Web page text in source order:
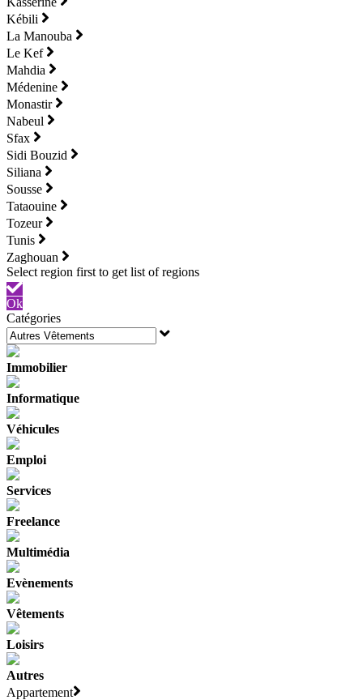
Kébili
La Manouba
Le Kef
Mahdia
Médenine
Monastir
Nabeul
Sfax
Sidi Bouzid
Siliana
Sousse
Tataouine
Tozeur
Tunis
Zaghouan
Ok
Catégories
Immobilier
Informatique
Véhicules
Emploi
Services
Freelance
Multimédia
Evènements
Vêtements
Loisirs
Autres
Appartement